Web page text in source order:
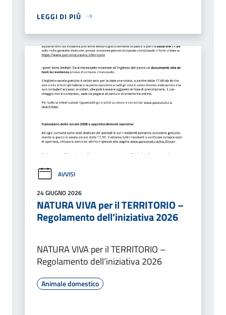
LEGGI DI PIÙ
AVVISI
24 GIUGNO 2026
NATURA VIVA per il TERRITORIO –
Regolamento dell’iniziativa 2026
NATURA VIVA per il TERRITORIO –
Regolamento dell’iniziativa 2026
Animale domestico